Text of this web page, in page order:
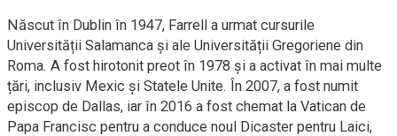
Născut în Dublin în 1947, Farrell a urmat cursurile
Universității Salamanca și ale Universității Gregoriene din
Roma. A fost hirotonit preot în 1978 și a activat în mai multe
țări, inclusiv Mexic și Statele Unite. În 2007, a fost numit
episcop de Dallas, iar în 2016 a fost chemat la Vatican de
Papa Francisc pentru a conduce noul Dicaster pentru Laici,